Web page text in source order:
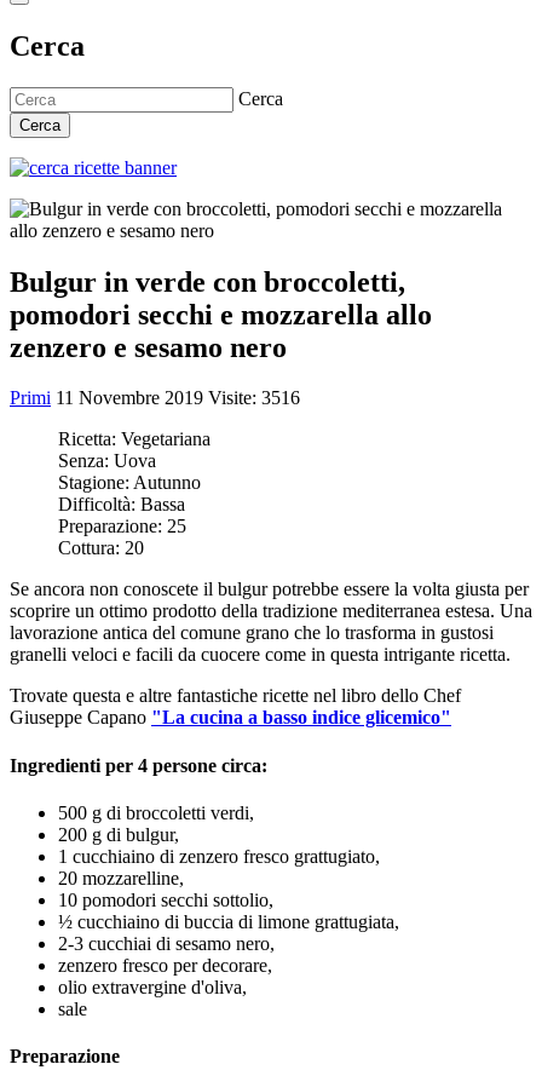
Cerca
Cerca
Cerca
Bulgur in verde con broccoletti,
pomodori secchi e mozzarella allo
zenzero e sesamo nero
Primi 11 Novembre 2019 Visite: 3516
Ricetta: Vegetariana
Senza: Uova
Stagione: Autunno
Difficoltà: Bassa
Preparazione: 25
Cottura: 20
Se ancora non conoscete il bulgur potrebbe essere la volta giusta per
scoprire un ottimo prodotto della tradizione mediterranea estesa. Una
lavorazione antica del comune grano che lo trasforma in gustosi
granelli veloci e facili da cuocere come in questa intrigante ricetta.
Trovate questa e altre fantastiche ricette nel libro dello Chef
Giuseppe Capano "La cucina a basso indice glicemico"
Ingredienti per 4 persone circa:
500 g di broccoletti verdi,
200 g di bulgur,
1 cucchiaino di zenzero fresco grattugiato,
20 mozzarelline,
10 pomodori secchi sottolio,
½ cucchiaino di buccia di limone grattugiata,
2-3 cucchiai di sesamo nero,
zenzero fresco per decorare,
olio extravergine d'oliva,
sale
Preparazione